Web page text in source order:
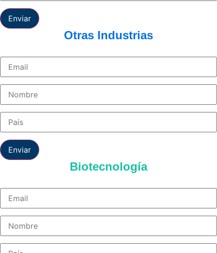
Enviar
Otras Industrias
Enviar
Biotecnología